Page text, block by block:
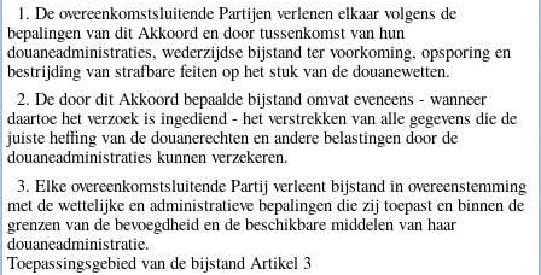
1. De overeenkomstsluitende Partijen verlenen elkaar volgens de
bepalingen van dit Akkoord en door tussenkomst van hun
douaneadministraties, wederzijdse bijstand ter voorkoming, opsporing en
bestrijding van strafbare feiten op het stuk van de douanewetten.
2. De door dit Akkoord bepaalde bijstand omvat eveneens - wanneer
daartoe het verzoek is ingediend - het verstrekken van alle gegevens die de
juiste heffing van de douanerechten en andere belastingen door de
douaneadministraties kunnen verzekeren.
3. Elke overeenkomstsluitende Partij verleent bijstand in overeenstemming
met de wettelijke en administratieve bepalingen die zij toepast en binnen de
grenzen van de bevoegdheid en de beschikbare middelen van haar
douaneadministratie.
Toepassingsgebied van de bijstand Artikel 3